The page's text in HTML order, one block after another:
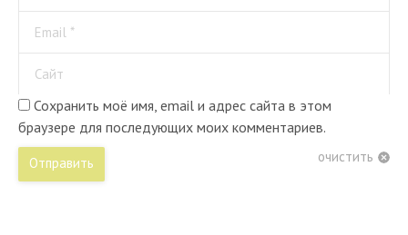
Email *
Сайт
Сохранить моё имя, email и адрес сайта в этом
браузере для последующих моих комментариев.
очистить
Отправить